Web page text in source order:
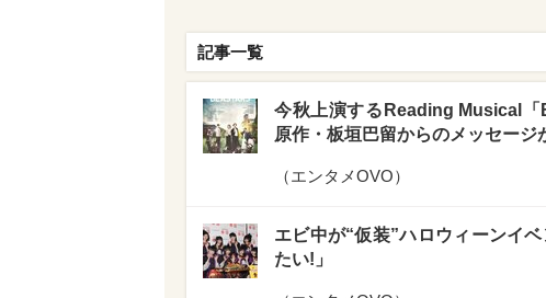
記事一覧
今秋上演するReading Musical
原作・板垣巴留からのメッセージ
（エンタメOVO）
エビ中が“仮装”ハロウィーンイ
たい!」